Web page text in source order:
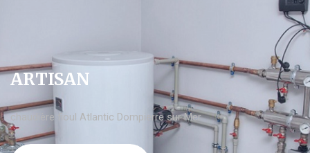
ARTISAN
chaudière fioul Atlantic Dompierre sur Mer